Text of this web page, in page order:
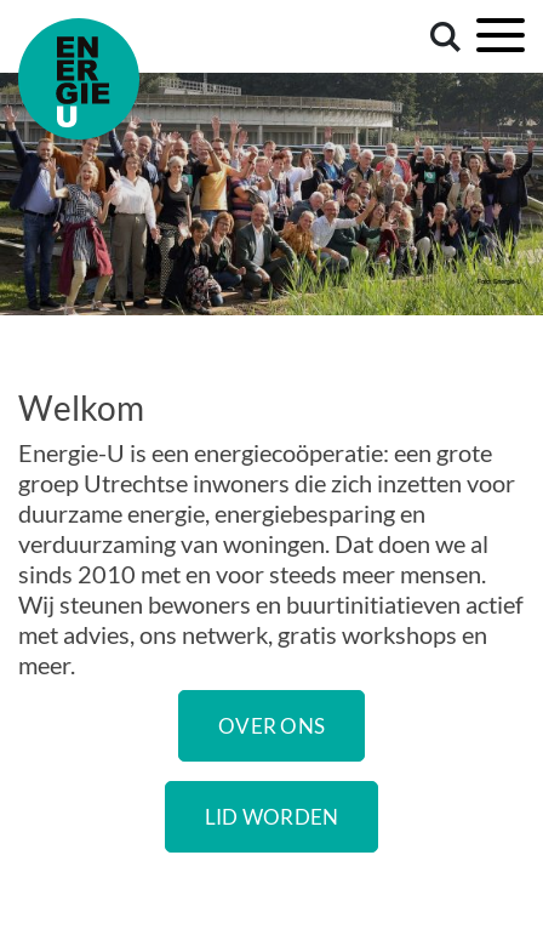
Welkom
Energie-U is een energiecoöperatie: een grote
groep Utrechtse inwoners die zich inzetten voor
duurzame energie, energiebesparing en
verduurzaming van woningen. Dat doen we al
sinds 2010 met en voor steeds meer mensen.
Wij steunen bewoners en buurtinitiatieven actief
met advies, ons netwerk, gratis workshops en
meer.
OVER ONS
LID WORDEN